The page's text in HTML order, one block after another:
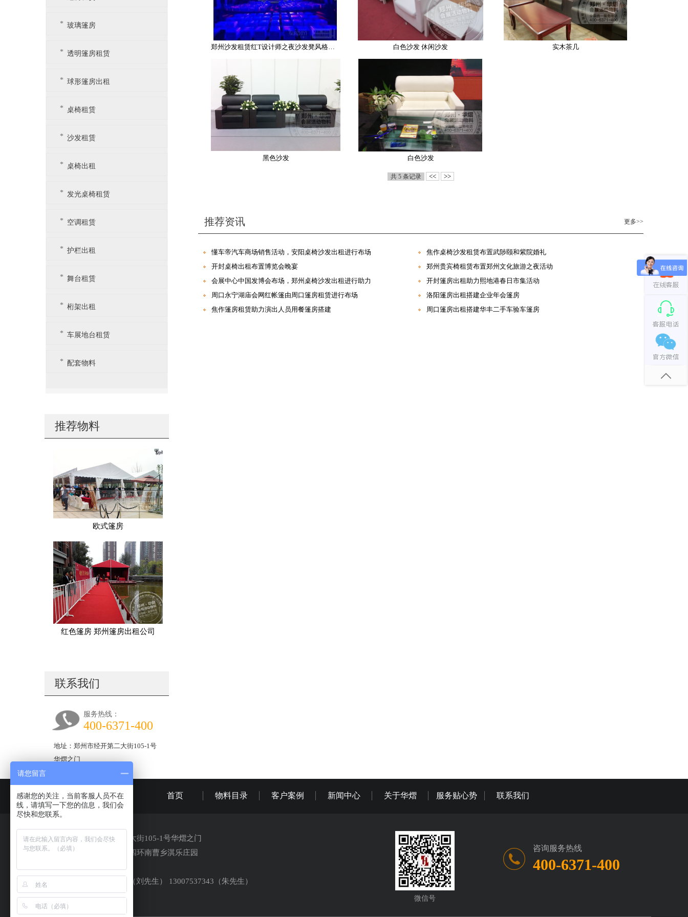
玻璃篷房
透明篷房租赁
球形篷房出租
桌椅租赁
沙发租赁
桌椅出租
发光桌椅租赁
空调租赁
护栏出租
舞台租赁
桁架出租
车展地台租赁
配套物料
推荐物料
欧式篷房
红色篷房 郑州篷房出租公司
联系我们
服务热线：
400-6371-400
地址：郑州市经开第二大街105-1号
华熠之门
白色沙发 休闲沙发 实木茶几
黑色沙发 白色沙发
共 5 条记录 << >>
推荐资讯 更多>>
懂车帝汽车商场销售活动，安阳桌椅沙发出租进行布场
焦作桌椅沙发租赁布置武陟颐和紫院婚礼
开封桌椅出租布置博览会晚宴
郑州贵宾椅租赁布置郑州文化旅游之夜活动
会展中心中国发博会布场，郑州桌椅沙发出租进行助力
开封篷房出租助力熙地港春日市集活动
周口永宁湖庙会网红帐篷由周口篷房租赁进行布场
洛阳篷房出租搭建企业年会篷房
焦作篷房租赁助力演出人员用餐篷房搭建
周口篷房出租搭建华丰二手车验车篷房
首页 物料目录 客户案例 新闻中心 关于华熠 服务贴心势 联系我们
公司地址：郑州市经开第二大街105-1号华熠之门
库区地址：河南省郑州市南四环南曹乡淇乐庄园
24小时专线：13213203001（刘先生） 13007537343（朱先生）
微信号
咨询服务热线
400-6371-400
请您留言
感谢您的关注，当前客服人员不在
线，请填写一下您的信息，我们会
尽快和您联系。